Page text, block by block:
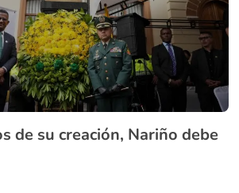
de su creación, Nariño debe